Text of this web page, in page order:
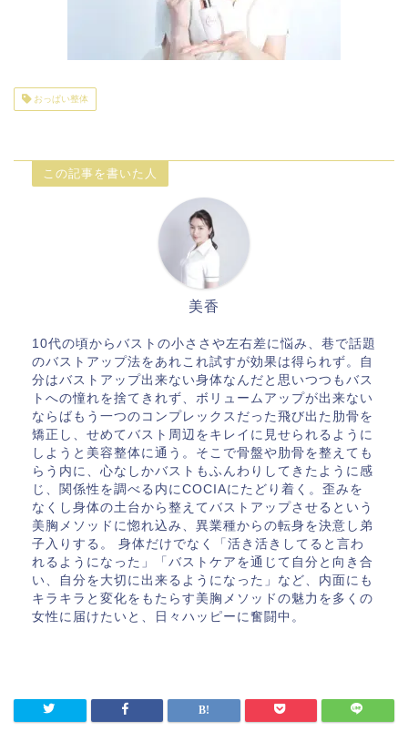
おっぱい整体
この記事を書いた人
美香
10代の頃からバストの小ささや左右差に悩み、巷で話題
のバストアップ法をあれこれ試すが効果は得られず。自
分はバストアップ出来ない身体なんだと思いつつもバス
トへの憧れを捨てきれず、ボリュームアップが出来ない
ならばもう一つのコンプレックスだった飛び出た肋骨を
矯正し、せめてバスト周辺をキレイに見せられるように
しようと美容整体に通う。そこで骨盤や肋骨を整えても
らう内に、心なしかバストもふんわりしてきたように感
じ、関係性を調べる内にCOCIAにたどり着く。歪みを
なくし身体の土台から整えてバストアップさせるという
美胸メソッドに惚れ込み、異業種からの転身を決意し弟
子入りする。 身体だけでなく「活き活きしてると言わ
れるようになった」「バストケアを通じて自分と向き合
い、自分を大切に出来るようになった」など、内面にも
キラキラと変化をもたらす美胸メソッドの魅力を多くの
女性に届けたいと、日々ハッピーに奮闘中。